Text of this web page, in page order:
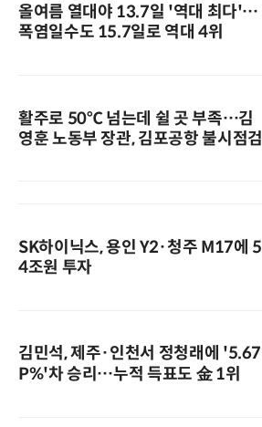
올여름 열대야 13.7일 '역대 최다'…
폭염일수도 15.7일로 역대 4위
활주로 50℃ 넘는데 쉴 곳 부족…김
영훈 노동부 장관, 김포공항 불시점검
SK하이닉스, 용인 Y2·청주 M17에 5
4조원 투자
김민석, 제주·인천서 정청래에 '5.67
P%'차 승리…누적 득표도 金 1위